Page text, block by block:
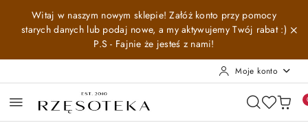
Przejdź do treści głównej
Przejdź do wyszukiwarki
Przejdź do moje konto
Przejdź do menu głównego
Przejdź do stopki
Witaj w naszym nowym sklepie! Załóż konto przy pomocy
starych danych lub podaj nowe, a my aktywujemy Twój rabat :)
P.S - Fajnie że jesteś z nami!
Moje konto